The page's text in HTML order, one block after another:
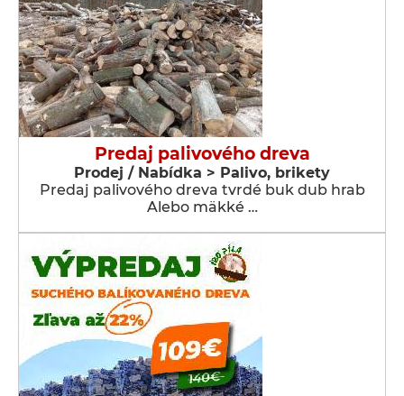
Predaj palivového dreva
Prodej / Nabídka > Palivo, brikety
Predaj palivového dreva tvrdé buk dub hrab
Alebo mäkké …